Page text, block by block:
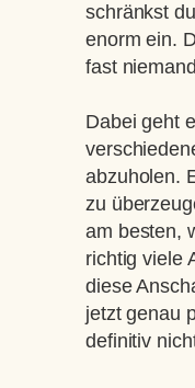
schränkst
enorm ein.
fast
Dabei geht
abzuholen.
zu
am besten,
richtig viele
diese
jetzt genau
definitiv